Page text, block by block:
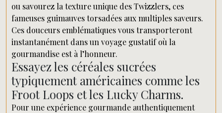
ou savourez la texture unique des Twizzlers, ces
fameuses guimauves torsadées aux multiples saveurs.
Ces douceurs emblématiques vous transporteront
instantanément dans un voyage gustatif où la
gourmandise est à l’honneur.
Essayez les céréales sucrées
typiquement américaines comme les
Froot Loops et les Lucky Charms.
Pour une expérience gourmande authentiquement